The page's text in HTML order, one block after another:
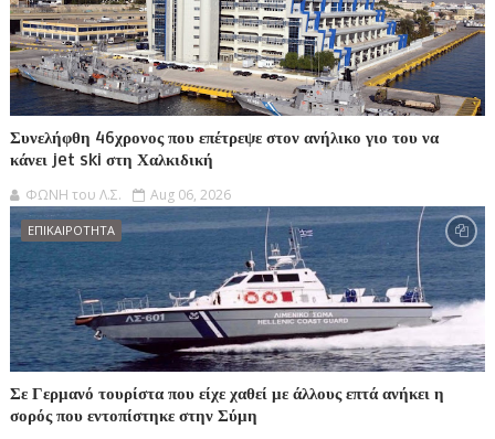
Συνελήφθη 46χρονος που επέτρεψε στον ανήλικο γιο του να
κάνει jet ski στη Χαλκιδική
ΦΩΝΗ του Λ.Σ. Aug 06, 2026
ΕΠΙΚΑΙΡΟΤΗΤΑ
Σε Γερμανό τουρίστα που είχε χαθεί με άλλους επτά ανήκει η
σορός που εντοπίστηκε στην Σύμη